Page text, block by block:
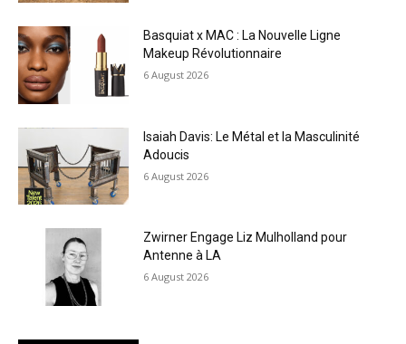
Basquiat x MAC : La Nouvelle Ligne
Makeup Révolutionnaire
6 August 2026
Isaiah Davis: Le Métal et la Masculinité
Adoucis
6 August 2026
Zwirner Engage Liz Mulholland pour
Antenne à LA
6 August 2026